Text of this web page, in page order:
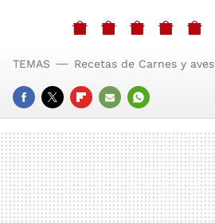
FACEBOOK
TWITTERFLIPBOARD
E-
MAIL
WHATSAPP
TEMAS Recetas de Carnes y aves